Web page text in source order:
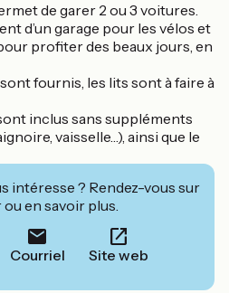
de garer 2 ou 3 voitures.
d’un garage pour les vélos et
profiter des beaux jours, en
fournis, les lits sont à faire à
inclus sans suppléments
vaisselle…), ainsi que le
intéresse ? Rendez-vous sur
en savoir plus.
Courriel Site web